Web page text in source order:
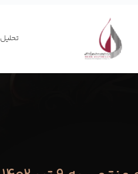
تحلیل